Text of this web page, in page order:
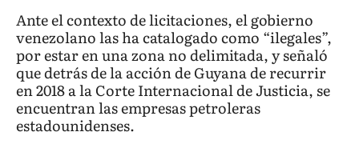
Ante el contexto de licitaciones, el gobierno
venezolano las ha catalogado como “ilegales”,
por estar en una zona no delimitada, y señaló
que detrás de la acción de Guyana de recurrir
en 2018 a la Corte Internacional de Justicia, se
encuentran las empresas petroleras
estadounidenses.